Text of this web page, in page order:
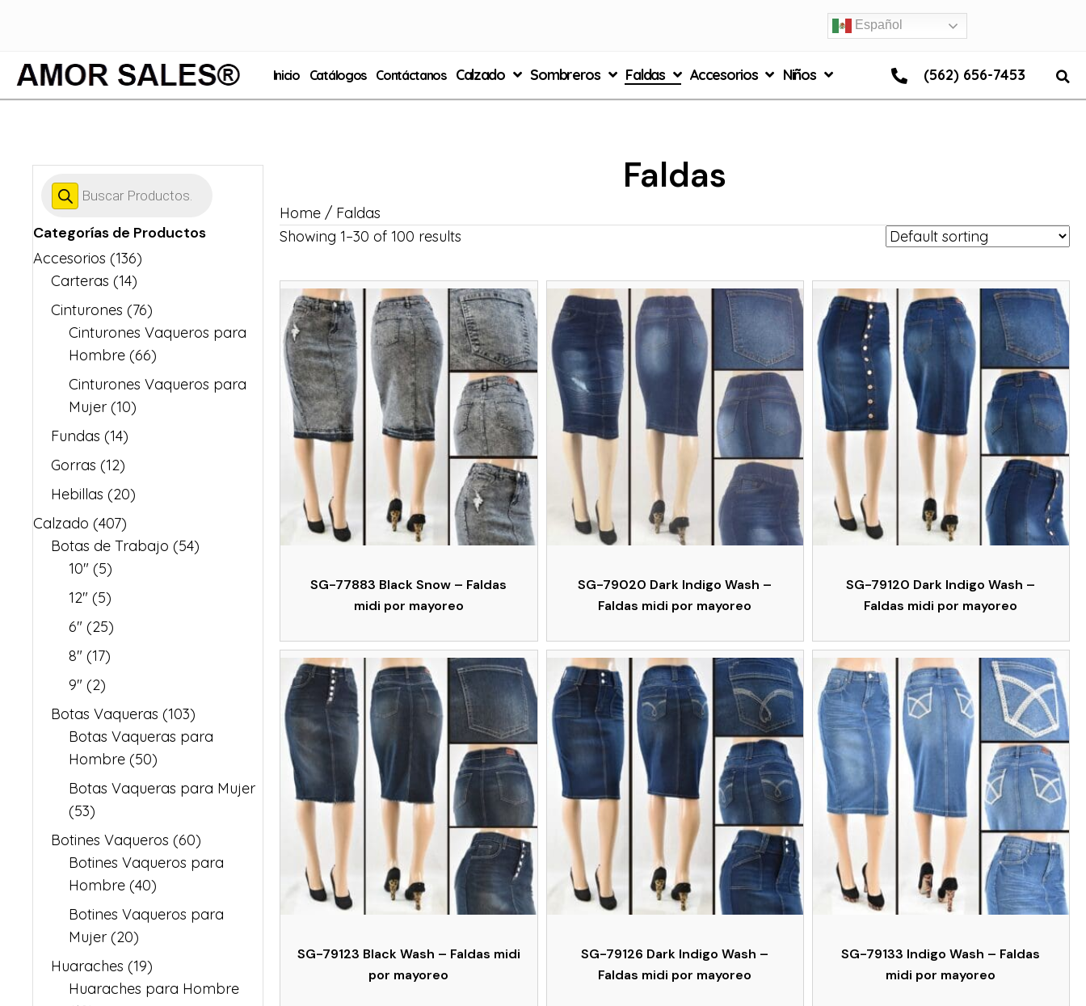
Español
Inicio Catálogos Contáctanos Calzado Sombreros Faldas Accesorios Niños (562) 656-7453
Products
search
Categorías de Productos
Accesorios (136)
Carteras (14)
Cinturones (76)
Cinturones Vaqueros para
Hombre (66)
Cinturones Vaqueros para
Mujer (10)
Fundas (14)
Gorras (12)
Hebillas (20)
Calzado (407)
Botas de Trabajo (54)
10" (5)
12" (5)
6" (25)
8" (17)
9" (2)
Botas Vaqueras (103)
Botas Vaqueras para
Hombre (50)
Botas Vaqueras para Mujer
(53)
Botines Vaqueros (60)
Botines Vaqueros para
Hombre (40)
Botines Vaqueros para
Mujer (20)
Huaraches (19)
Huaraches para Hombre
Faldas
Home / Faldas
Showing 1–30 of 100 results
SG-77883 Black Snow – Faldas
midi por mayoreo
SG-79020 Dark Indigo Wash –
Faldas midi por mayoreo
SG-79120 Dark Indigo Wash –
Faldas midi por mayoreo
SG-79123 Black Wash – Faldas midi
por mayoreo
SG-79126 Dark Indigo Wash –
Faldas midi por mayoreo
SG-79133 Indigo Wash – Faldas
midi por mayoreo